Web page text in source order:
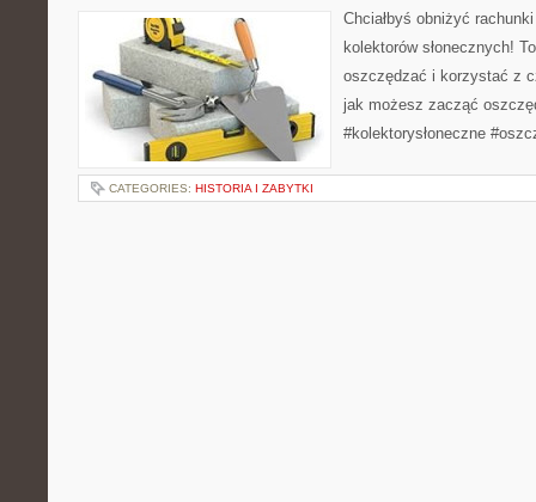
Chciałbyś obniżyć
kolektorów słonecznych!
oszczędzać i korzystać z
jak możesz zacząć
#kolektorysłoneczne
CATEGORIES: HISTORIA I ZABYTKI